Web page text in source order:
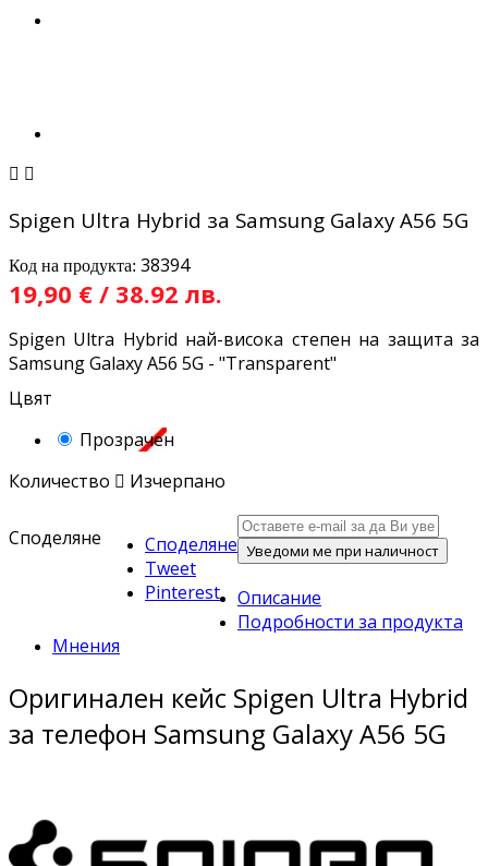
 
Spigen Ultra Hybrid за Samsung Galaxy A56 5G
Код на продукта: 38394
19,90 € / 38.92 лв.
Spigen Ultra Hybrid най-висока степен на защита за
Samsung Galaxy A56 5G - "Transparent"
Цвят
Прозрачен
Количество  Изчерпано
Споделяне
Споделяне
Tweet
Pinterest
Уведоми ме при наличност
Описание
Подробности за продукта
Мнения
Оригинален кейс Spigen Ultra Hybrid
за телефон Samsung Galaxy A56 5G